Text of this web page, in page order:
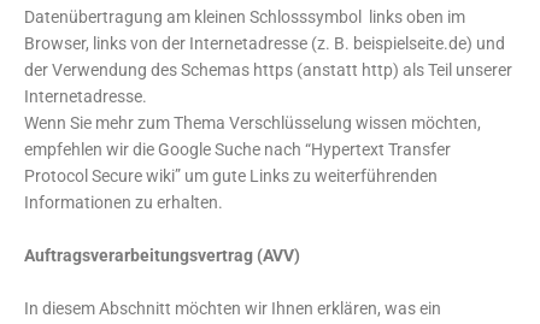
Datenübertragung am kleinen Schlosssymbol links oben im
Browser, links von der Internetadresse (z. B. beispielseite.de) und
der Verwendung des Schemas https (anstatt http) als Teil unserer
Internetadresse.
Wenn Sie mehr zum Thema Verschlüsselung wissen möchten,
empfehlen wir die Google Suche nach “Hypertext Transfer
Protocol Secure wiki” um gute Links zu weiterführenden
Informationen zu erhalten.
Auftragsverarbeitungsvertrag (AVV)
In diesem Abschnitt möchten wir Ihnen erklären, was ein